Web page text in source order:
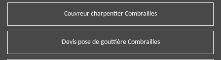
Couvreur charpentier Combrailles
Devis pose de gouttière Combrailles